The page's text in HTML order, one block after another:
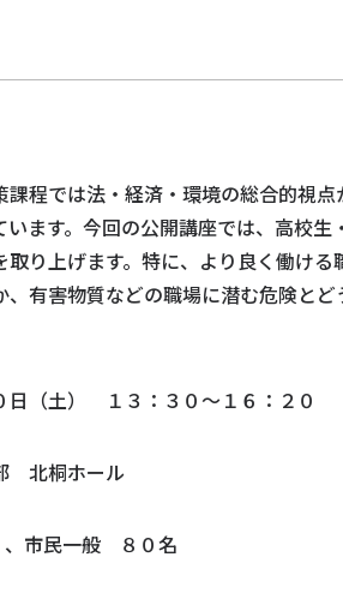
程では法・経済・環境の総合的視
ます。今回の公開講座では、高校
り上げます。特に、より良く働け
有害物質などの職場に潜む危険と
土） １３：３０～１６：２０
桐ホール
市民一般 ８０名